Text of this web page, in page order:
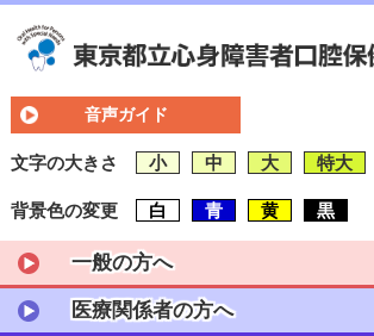
音声ガイド
文字の大きさ 小 中 大 特大
背景色の変更 白 青 黄 黒
一般の方へ
医療関係者の方へ